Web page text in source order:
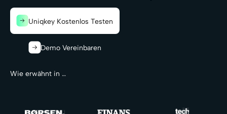
Uniqkey Kostenlos Testen
Demo Vereinbaren
Wie erwähnt in …